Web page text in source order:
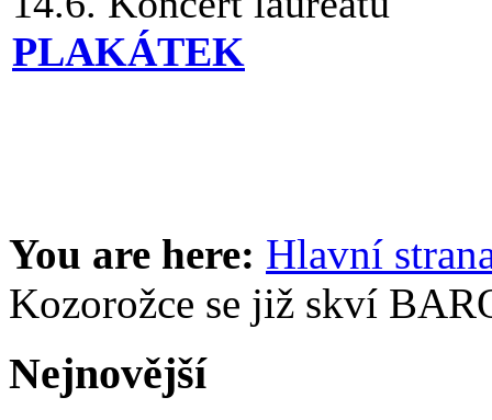
PLAKÁTEK
You are here: Hlavní
Kozorožce se již skví
Nejnovější